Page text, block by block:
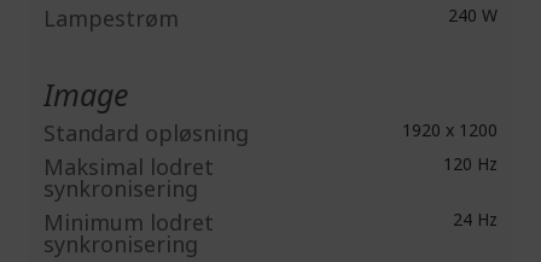
Lampestrøm 240 W
Image
Standard opløsning 1920 x 1200
Maksimal lodret
synkronisering
120 Hz
Minimum lodret
synkronisering
24 Hz